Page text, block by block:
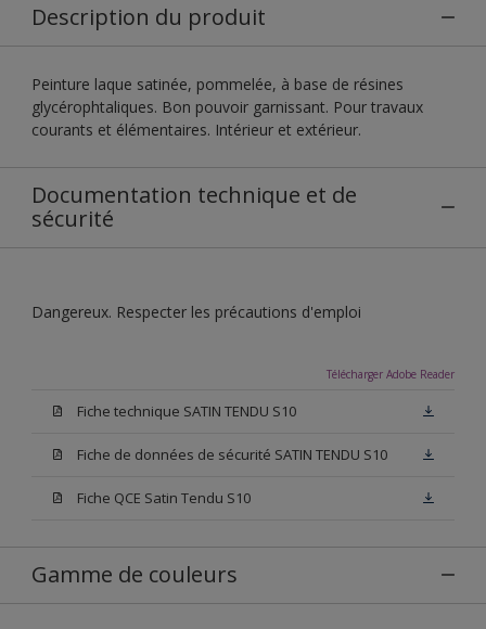
Description du produit
Peinture laque satinée, pommelée, à base de résines
glycérophtaliques. Bon pouvoir garnissant. Pour travaux
courants et élémentaires. Intérieur et extérieur.
Documentation technique et de
sécurité
Dangereux. Respecter les précautions d'emploi
Télécharger Adobe Reader
Fiche technique SATIN TENDU S10
Fiche de données de sécurité SATIN TENDU S10
Fiche QCE Satin Tendu S10
Gamme de couleurs